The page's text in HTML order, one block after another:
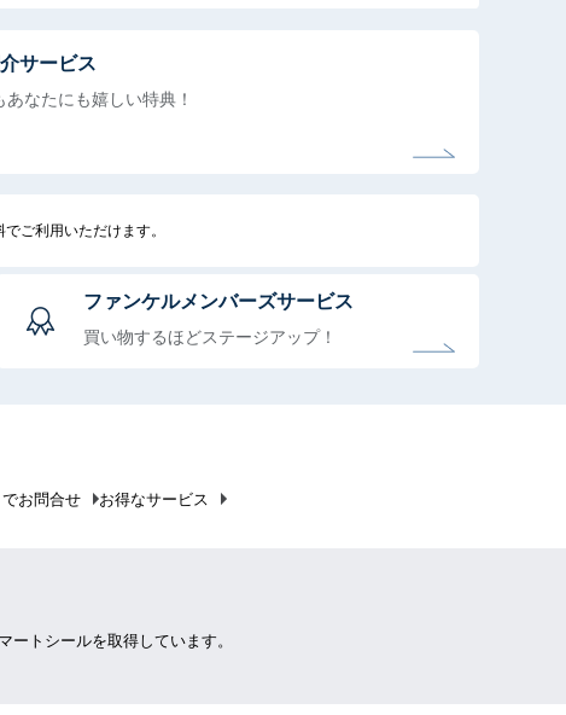
サービス
あなたにも嬉しい特典！
ご利用いただけます。
ファンケルメンバーズサービス
買い物するほどステージアップ！
お問合せ お得なサービス
トシールを取得しています。